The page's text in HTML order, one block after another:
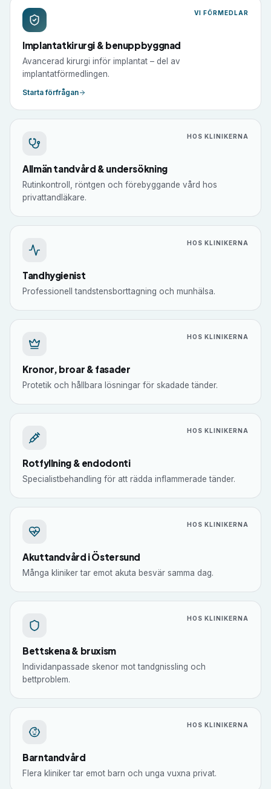
VI FÖRMEDLAR
Implantatkirurgi & benuppbyggnad
Avancerad kirurgi inför implantat – del av
implantatförmedlingen.
Starta förfrågan
HOS KLINIKERNA
Allmän tandvård & undersökning
Rutinkontroll, röntgen och förebyggande vård hos
privattandläkare.
HOS KLINIKERNA
Tandhygienist
Professionell tandstensborttagning och munhälsa.
HOS KLINIKERNA
Kronor, broar & fasader
Protetik och hållbara lösningar för skadade tänder.
HOS KLINIKERNA
Rotfyllning & endodonti
Specialistbehandling för att rädda inflammerade tänder.
HOS KLINIKERNA
Akuttandvård i Östersund
Många kliniker tar emot akuta besvär samma dag.
HOS KLINIKERNA
Bettskena & bruxism
Individanpassade skenor mot tandgnissling och
bettproblem.
HOS KLINIKERNA
Barntandvård
Flera kliniker tar emot barn och unga vuxna privat.